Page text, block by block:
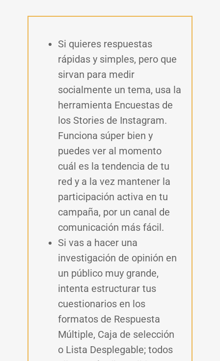
Si quieres respuestas
rápidas y simples, pero que
sirvan para medir
socialmente un tema, usa la
herramienta Encuestas de
los Stories de Instagram.
Funciona súper bien y
puedes ver al momento
cuál es la tendencia de tu
red y a la vez mantener la
participación activa en tu
campaña, por un canal de
comunicación más fácil.
Si vas a hacer una
investigación de opinión en
un público muy grande,
intenta estructurar tus
cuestionarios en los
formatos de Respuesta
Múltiple, Caja de selección
o Lista Desplegable; todos